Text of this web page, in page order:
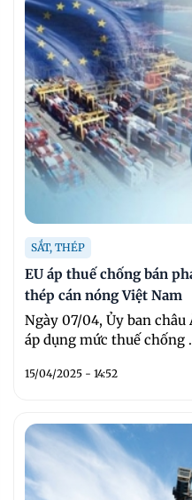
SẮT, THÉP
EU áp thuế chống bán
thép cán nóng Việt Nam
Ngày 07/04, Ủy ban
áp dụng mức thuế chống
15/04/2025 - 14:52